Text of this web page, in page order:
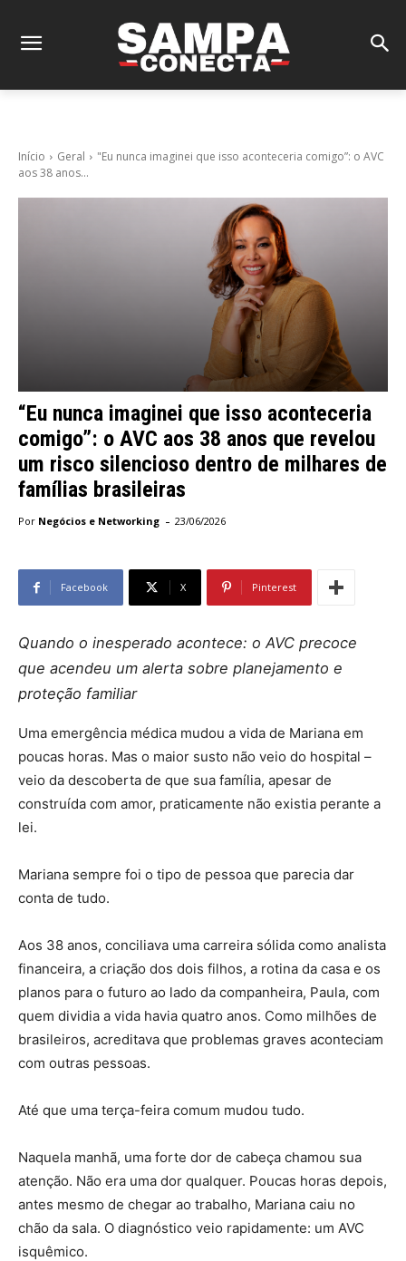
Início Geral
"Eu nunca imaginei que isso aconteceria comigo”: o AVC
aos 38 anos...
“Eu nunca imaginei que isso aconteceria
comigo”: o AVC aos 38 anos que revelou
um risco silencioso dentro de milhares de
famílias brasileiras
Por Negócios e Networking - 23/06/2026
Facebook X Pinterest
Quando o inesperado acontece: o AVC precoce
que acendeu um alerta sobre planejamento e
proteção familiar
Uma emergência médica mudou a vida de Mariana em
poucas horas. Mas o maior susto não veio do hospital –
veio da descoberta de que sua família, apesar de
construída com amor, praticamente não existia perante a
lei.
Mariana sempre foi o tipo de pessoa que parecia dar
conta de tudo.
Aos 38 anos, conciliava uma carreira sólida como analista
financeira, a criação dos dois filhos, a rotina da casa e os
planos para o futuro ao lado da companheira, Paula, com
quem dividia a vida havia quatro anos. Como milhões de
brasileiros, acreditava que problemas graves aconteciam
com outras pessoas.
Até que uma terça-feira comum mudou tudo.
Naquela manhã, uma forte dor de cabeça chamou sua
atenção. Não era uma dor qualquer. Poucas horas depois,
antes mesmo de chegar ao trabalho, Mariana caiu no
chão da sala. O diagnóstico veio rapidamente: um AVC
isquêmico.